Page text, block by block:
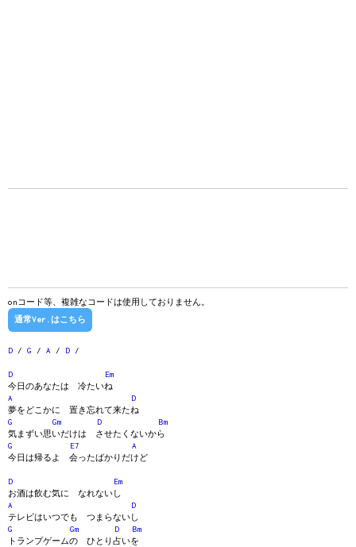
onコード等、複雑なコードは使用しておりません。
通常Ver.はこちら
D / G / A / D /
D
Em
今日のあなたは 冷たいね
A
D
夢をどこかに 置き忘れて来たね
G
Gm D
Bm
気まずい思いだけは させたくないから
G
E7
A
今日は帰るよ 会ったばかりだけど
D
Em
お酒は飲む気に なれないし
A
D
テレビはいつでも つまらないし
G
Gm D
Bm
トランプゲームの ひとり占いを